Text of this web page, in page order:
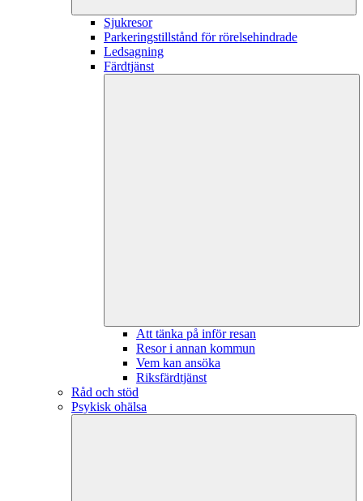
Sjukresor
Parkeringstillstånd för rörelsehindrade
Ledsagning
Färdtjänst
Att tänka på inför resan
Resor i annan kommun
Vem kan ansöka
Riksfärdtjänst
Råd och stöd
Psykisk ohälsa